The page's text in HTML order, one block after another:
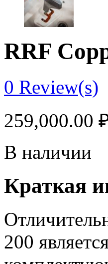
RRF
0 Review(s)
259,000.00
В наличии
Краткая
200